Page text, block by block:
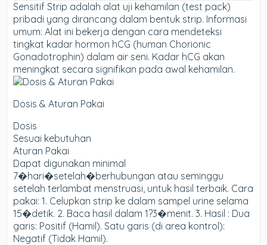
Sensitif Strip adalah alat uji kehamilan (test pack)
pribadi yang dirancang dalam bentuk strip. Informasi
umum: Alat ini bekerja dengan cara mendeteksi
tingkat kadar hormon hCG (human Chorionic
Gonadotrophin) dalam air seni. Kadar hCG akan
meningkat secara signifikan pada awal kehamilan.
Dosis & Aturan Pakai
Dosis
Sesuai kebutuhan
Aturan Pakai
Dapat digunakan minimal
7�hari�setelah�berhubungan atau seminggu
setelah terlambat menstruasi, untuk hasil terbaik. Cara
pakai: 1. Celupkan strip ke dalam sampel urine selama
15�detik. 2. Baca hasil dalam 1?3�menit. 3. Hasil : Dua
garis: Positif (Hamil). Satu garis (di area kontrol):
Negatif (Tidak Hamil).